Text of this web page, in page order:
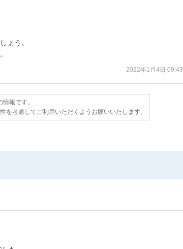
ょう。
2022年1月4日 09:43
報です。
を考慮してご利用いただくようお願いいたします。